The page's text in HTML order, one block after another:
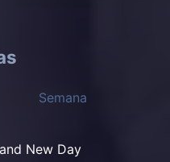
Semana
New Day